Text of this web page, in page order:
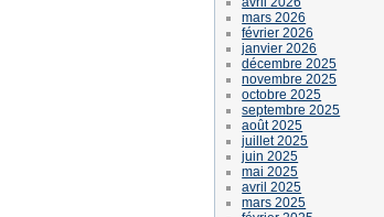
mars 2026
février 2026
janvier 2026
décembre 2025
novembre 2025
octobre 2025
septembre 2025
août 2025
juillet 2025
juin 2025
mai 2025
avril 2025
mars 2025